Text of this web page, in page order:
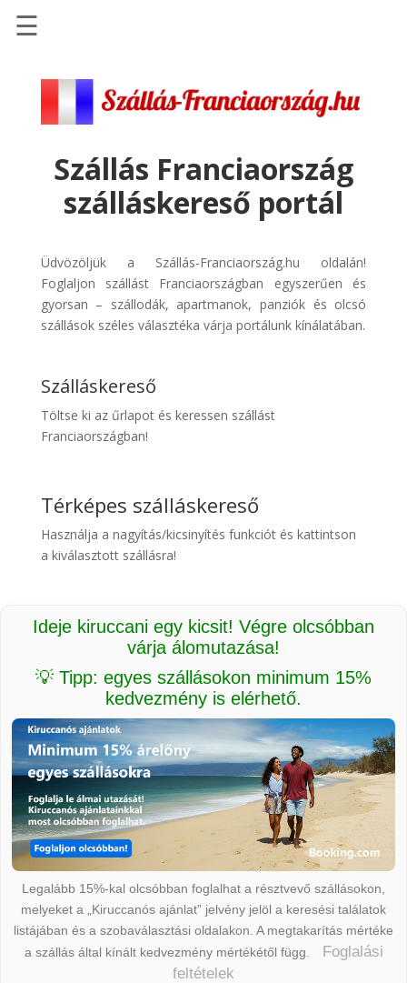
Szállások
Repülőjegy
pénzvisszatérítéssel
Discover
Cars
Kiwi
☰
Szállás Franciaország
szálláskereső portál
Üdvözöljük a Szállás-Franciaország.hu oldalán!
Foglaljon szállást Franciaországban egyszerűen és
gyorsan – szállodák, apartmanok, panziók és olcsó
szállások széles választéka várja portálunk kínálatában.
Szálláskereső
Töltse ki az űrlapot és keressen szállást
Franciaországban!
Térképes szálláskereső
Használja a nagyítás/kicsinyítés funkciót és kattintson
a kiválasztott szállásra!
Ideje kiruccani egy kicsit! Végre olcsóbban
várja álomutazása!
💡 Tipp: egyes szállásokon minimum 15%
kedvezmény is elérhető.
Legalább 15%-kal olcsóbban foglalhat a résztvevő szállásokon,
melyeket a „Kiruccanós ajánlat” jelvény jelöl a keresési találatok
listájában és a szobaválasztási oldalakon. A megtakarítás mértéke
a szállás által kínált kedvezmény mértékétől függ.
Foglalási
feltételek